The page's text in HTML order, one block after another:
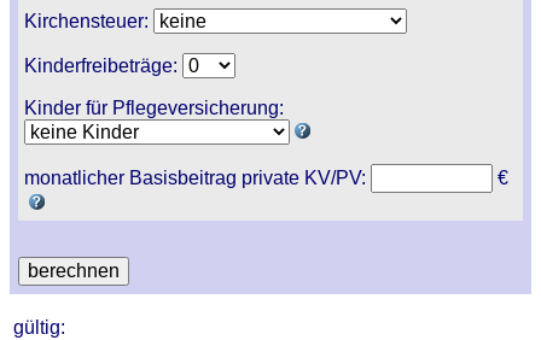
Kirchensteuer:
Kinderfreibeträge:
Kinder für Pflegeversicherung:
monatlicher Basisbeitrag private KV/PV: €
gültig: